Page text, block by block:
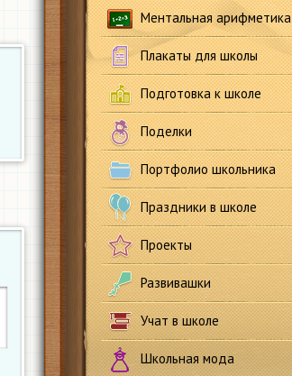
Ментальная арифметика
Плакаты для школы
Подготовка к школе
Поделки
Портфолио школьника
Праздники в школе
Проекты
Развивашки
Учат в школе
Школьная мода